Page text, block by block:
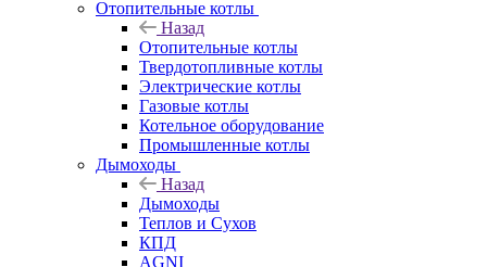
Отопительные котлы
Назад
Отопительные котлы
Твердотопливные котлы
Электрические котлы
Газовые котлы
Котельное оборудование
Промышленные котлы
Дымоходы
Назад
Дымоходы
Теплов и Сухов
КПД
AGNI